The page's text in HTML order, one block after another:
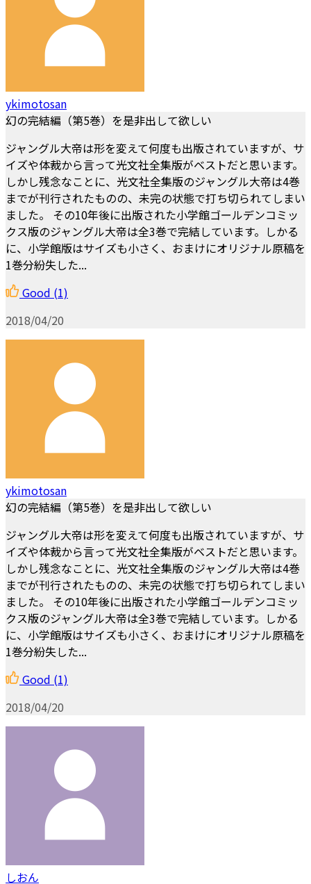
ykimotosan
幻の完結編（第5巻）を是非出して欲しい
ジャングル大帝は形を変えて何度も出版されていますが、サ
イズや体裁から言って光文社全集版がベストだと思います。
しかし残念なことに、光文社全集版のジャングル大帝は4巻
までが刊行されたものの、未完の状態で打ち切られてしまい
ました。 その10年後に出版された小学館ゴールデンコミッ
クス版のジャングル大帝は全3巻で完結しています。しかる
に、小学館版はサイズも小さく、おまけにオリジナル原稿を
1巻分紛失した...
Good (1)
2018/04/20
ykimotosan
幻の完結編（第5巻）を是非出して欲しい
ジャングル大帝は形を変えて何度も出版されていますが、サ
イズや体裁から言って光文社全集版がベストだと思います。
しかし残念なことに、光文社全集版のジャングル大帝は4巻
までが刊行されたものの、未完の状態で打ち切られてしまい
ました。 その10年後に出版された小学館ゴールデンコミッ
クス版のジャングル大帝は全3巻で完結しています。しかる
に、小学館版はサイズも小さく、おまけにオリジナル原稿を
1巻分紛失した...
Good (1)
2018/04/20
しおん